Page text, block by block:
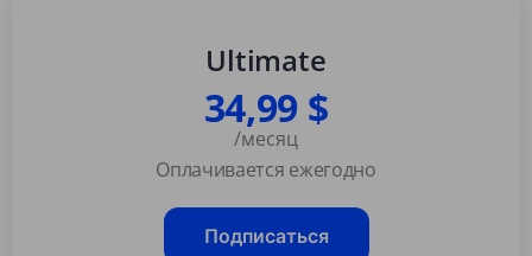
Ultimate
34,99 $
/месяц
Оплачивается ежегодно
Подписаться